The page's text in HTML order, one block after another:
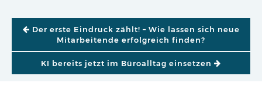
BEITRAGSNAVIGATION
Der erste Eindruck zählt! – Wie lassen sich neue
Mitarbeitende erfolgreich finden?
KI bereits jetzt im Büroalltag einsetzen